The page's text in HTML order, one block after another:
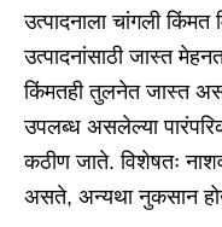
उत्पादनाला चांगली
उत्पादनांसाठी जास्त
किंमतही तुलनेत जास्त
उपलब्ध असलेल्या
कठीण जाते. विशेषतः
असते, अन्यथा नुकसान